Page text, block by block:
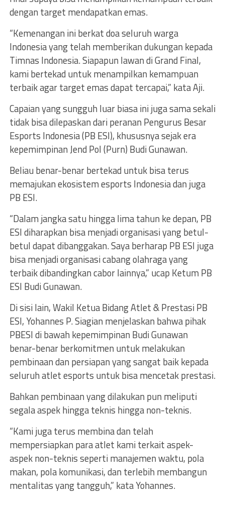
dengan target mendapatkan emas.
“Kemenangan ini berkat doa seluruh warga
Indonesia yang telah memberikan dukungan kepada
Timnas Indonesia. Siapapun lawan di Grand Final,
kami bertekad untuk menampilkan kemampuan
terbaik agar target emas dapat tercapai,” kata Aji.
Capaian yang sungguh luar biasa ini juga sama sekali
tidak bisa dilepaskan dari peranan Pengurus Besar
Esports Indonesia (PB ESI), khususnya sejak era
kepemimpinan Jend Pol (Purn) Budi Gunawan.
Beliau benar-benar bertekad untuk bisa terus
memajukan ekosistem esports Indonesia dan juga
PB ESI.
“Dalam jangka satu hingga lima tahun ke depan, PB
ESI diharapkan bisa menjadi organisasi yang betul-
betul dapat dibanggakan. Saya berharap PB ESI juga
bisa menjadi organisasi cabang olahraga yang
terbaik dibandingkan cabor lainnya,” ucap Ketum PB
ESI Budi Gunawan.
Di sisi lain, Wakil Ketua Bidang Atlet & Prestasi PB
ESI, Yohannes P. Siagian menjelaskan bahwa pihak
PBESI di bawah kepemimpinan Budi Gunawan
benar-benar berkomitmen untuk melakukan
pembinaan dan persiapan yang sangat baik kepada
seluruh atlet esports untuk bisa mencetak prestasi.
Bahkan pembinaan yang dilakukan pun meliputi
segala aspek hingga teknis hingga non-teknis.
“Kami juga terus membina dan telah
mempersiapkan para atlet kami terkait aspek-
aspek non-teknis seperti manajemen waktu, pola
makan, pola komunikasi, dan terlebih membangun
mentalitas yang tangguh,” kata Yohannes.